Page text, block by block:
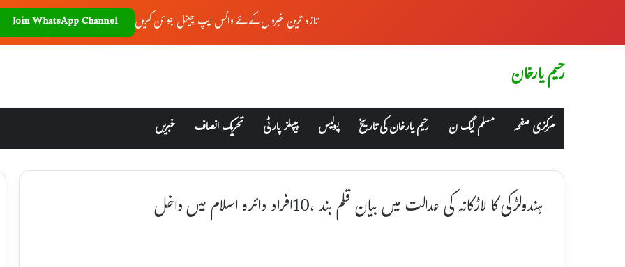
تازہ ترین خبروں کے لئے واٹس ایپ چینل جوائن کریں Join WhatsApp Channel
رحیم یارخان
مرکزی صفحہ مسلم لیگ ن رحیم یارخان کی تاریخ پولیس پیپلز پارٹی تحریک انصاف خبریں
ہندولڑکی کا لاڑکانہ کی عدالت میں بیان قلم بند ،10افراد دائرہ اسلام میں داخل